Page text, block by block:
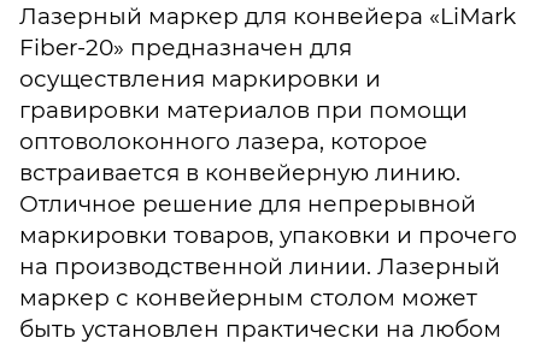
Лазерный маркер для конвейера «LiMark
Fiber-20» предназначен для
осуществления маркировки и
гравировки материалов при помощи
оптоволоконного лазера, которое
встраивается в конвейерную линию.
Отличное решение для непрерывной
маркировки товаров, упаковки и прочего
на производственной линии. Лазерный
маркер с конвейерным столом может
быть установлен практически на любом